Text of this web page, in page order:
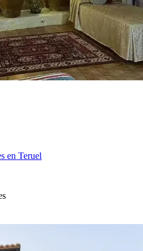
en Teruel